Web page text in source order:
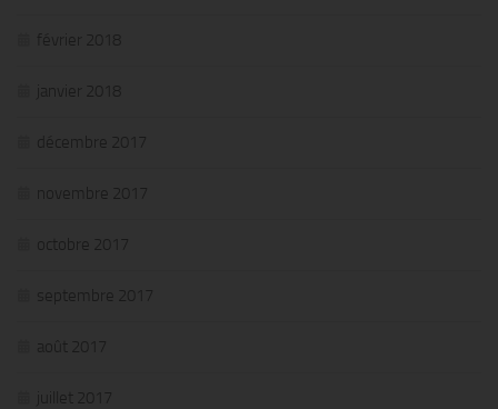
février 2018
janvier 2018
décembre 2017
novembre 2017
octobre 2017
septembre 2017
août 2017
juillet 2017